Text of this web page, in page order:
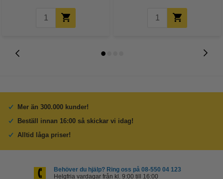
Mer än 300.000 kunder!
Beställ innan 16:00 så skickar vi idag!
Alltid låga priser!
Behöver du hjälp? Ring oss på 08-550 04 123
Helgfria vardagar från kl. 9:00 till 16:00